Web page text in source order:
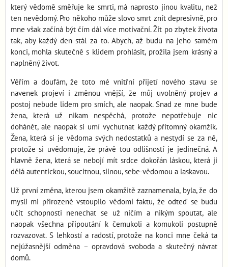
který vědomě směřuje ke smrti, má naprosto jinou kvalitu, než
ten nevědomý. Pro někoho může slovo smrt znít depresivně, pro
mne však začíná být čím dál více motivační. Žít po zbytek života
tak, aby každý den stál za to. Abych, až budu na jeho samém
konci, mohla skutečně s klidem prohlásit, prožila jsem krásný a
naplněný život.
Věřím a doufám, že toto mé vnitřní přijetí nového stavu se
navenek projeví i změnou vnější, že můj uvolněný projev a
postoj nebude lidem pro smích, ale naopak. Snad ze mne bude
žena, která už nikam nespěchá, protože nepotřebuje nic
dohánět, ale naopak si umí vychutnat každý přítomný okamžik.
Žena, která si je vědoma svých nedostatků a nestydí se za ně,
protože si uvědomuje, že právě tou odlišností je jedinečná. A
hlavně žena, která se nebojí mít srdce dokořán láskou, která ji
dělá autentickou, soucitnou, silnou, sebe-vědomou a laskavou.
Už první změna, kterou jsem okamžitě zaznamenala, byla, že do
mysli mi přirozeně vstoupilo vědomí faktu, že odteď se budu
učit schopnosti nenechat se už ničím a nikým spoutat, ale
naopak všechna připoutání k čemukoli a komukoli postupně
rozvazovat. S lehkostí a radostí, protože na konci mne čeká ta
nejúžasnější odměna – opravdová svoboda a skutečný návrat
domů.